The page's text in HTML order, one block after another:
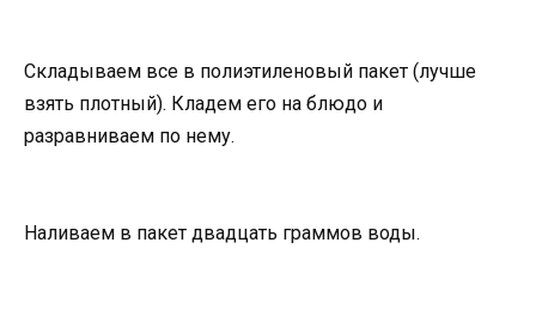
Складываем все в полиэтиленовый пакет (лучше
взять плотный). Кладем его на блюдо и
разравниваем по нему.
Наливаем в пакет двадцать граммов воды.